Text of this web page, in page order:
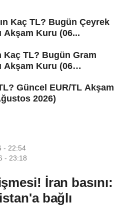
Kaç TL? Bugün Çeyrek
Akşam Kuru (06...
Kaç TL? Bugün Gram
Akşam Kuru (06
Güncel EUR/TL Akşam
2026)
- 22:54
- 23:18
İran basını:
bağlı